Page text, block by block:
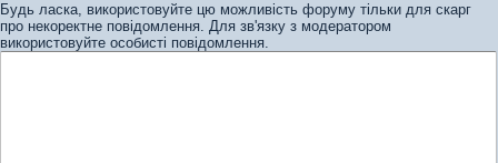
Будь ласка, використовуйте цю можливість форуму тільки для скарг
про некоректне повідомлення. Для зв'язку з модератором
використовуйте особисті повідомлення.